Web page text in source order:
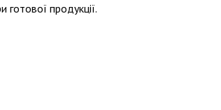
готової продукції.